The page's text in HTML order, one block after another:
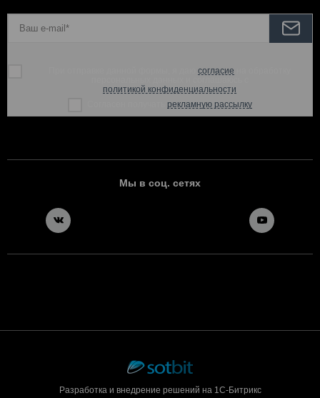
согласие
политикой конфиденциальности
рекламную рассылку
Мы в соц. сетях
Разработка и внедрение решений на 1С-Битрикс